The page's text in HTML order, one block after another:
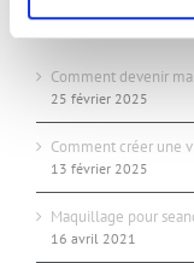
ARTICLES RÉCENTS
Comment devenir
25 février 2025
Comment créer une
13 février 2025
Maquillage pour
16 avril 2021